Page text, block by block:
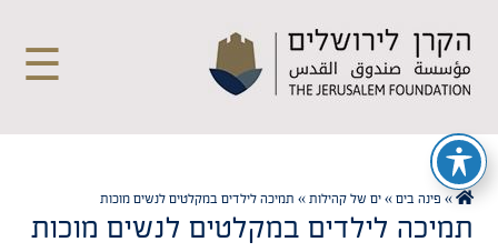
☰
» פינה בים »ים של קהילות » תמיכה לילדים במקלטים לנשים מוכות
תמיכה לילדים במקלטים לנשים מוכות